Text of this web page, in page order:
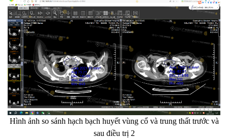
Hình ảnh so sánh hạch bạch huyết vùng cổ và trung thất trước và
sau điều trị 2